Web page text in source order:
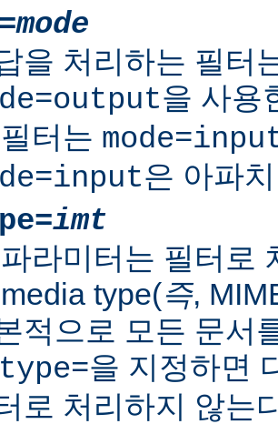
mode
을 처리하는 필터
을 사용
터는
은 아파
imt
라미터는 필터로
type(즉,
적으로 모든 문서
을 지정하면
로 처리하지 않는